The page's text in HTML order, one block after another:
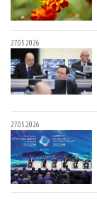
27.05.2026
27.05.2026